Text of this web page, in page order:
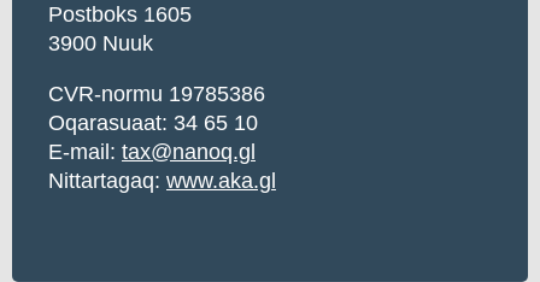
Postboks 1605
3900 Nuuk
CVR-normu 19785386
Oqarasuaat: 34 65 10
E-mail: tax@nanoq.gl
Nittartagaq: www.aka.gl